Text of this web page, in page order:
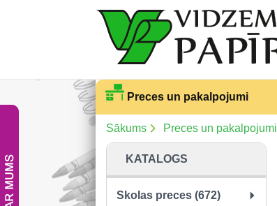
Preces un pakalpojumi
Sākums Preces un pakalpojumi
KATALOGS
Skolas preces (672)